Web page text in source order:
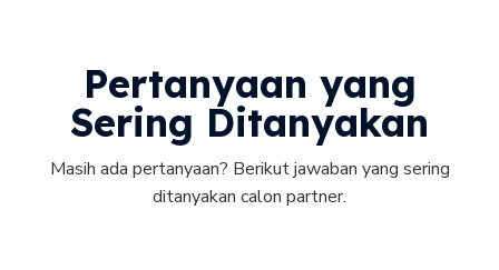
Pertanyaan yang
Sering Ditanyakan
Masih ada pertanyaan? Berikut jawaban yang sering
ditanyakan calon partner.